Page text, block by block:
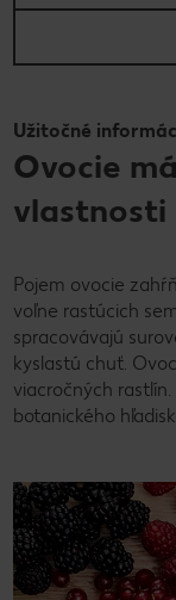
Užitočné
Ovocie
vlastnosti
Pojem ovocie
voľne rastúcich
spracovávajú
kyslastú chuť.
viacročných
botanického